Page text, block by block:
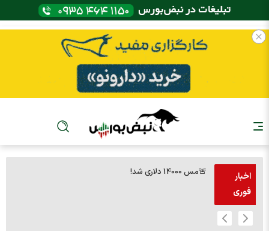
اخبار
فوری
🚨مس 14000 دلاری شد!